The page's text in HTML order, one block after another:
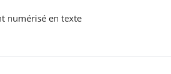
numérisé en texte